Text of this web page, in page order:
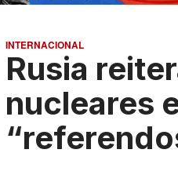
INTERNACIONAL
Rusia
nucleares